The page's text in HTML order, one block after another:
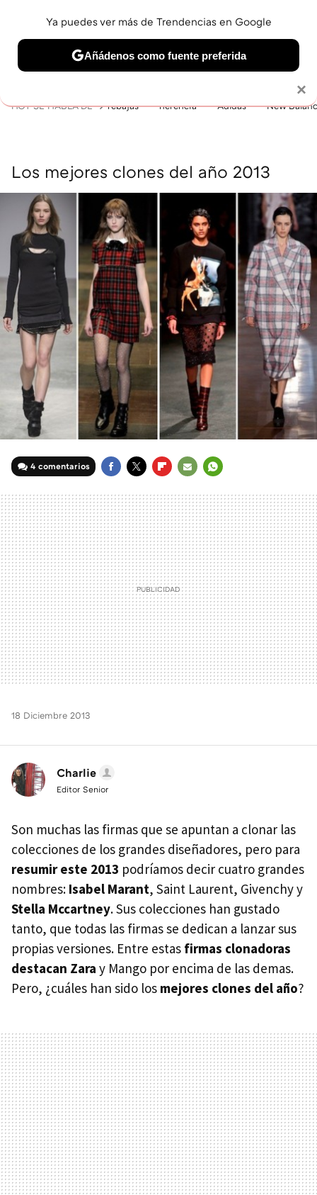
BELLEZA SHOPPING VIAJES GASTRO SNEAKERS
HOY SE HABLA DE rebajas herencia Adidas New
Los mejores clones del año 2013
4 comentarios
MAIL
18 Diciembre 2013
Charlie
Editor Senior
Son muchas las firmas que se apuntan a clonar las
colecciones de los grandes diseñadores, pero para
resumir este 2013 podríamos decir cuatro grandes
nombres: Isabel Marant, Saint Laurent, Givenchy y
Stella Mccartney. Sus colecciones han gustado
tanto, que todas las firmas se dedican a lanzar sus
propias versiones. Entre estas firmas clonadoras
destacan Zara y Mango por encima de las demas.
Pero, ¿cuáles han sido los mejores clones del año?
×
Ya puedes ver más de Trendencias en Google
Añádenos como fuente preferida